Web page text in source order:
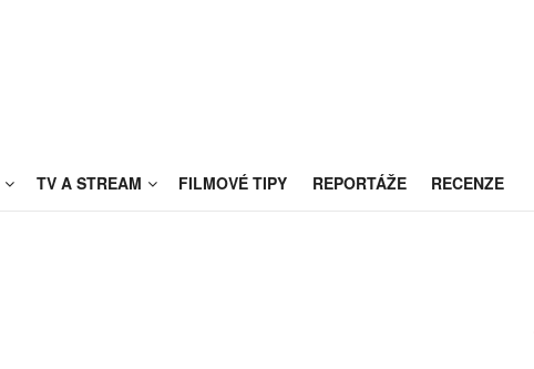
TV A STREAM FILMOVÉ TIPY REPORTÁŽE RECENZE